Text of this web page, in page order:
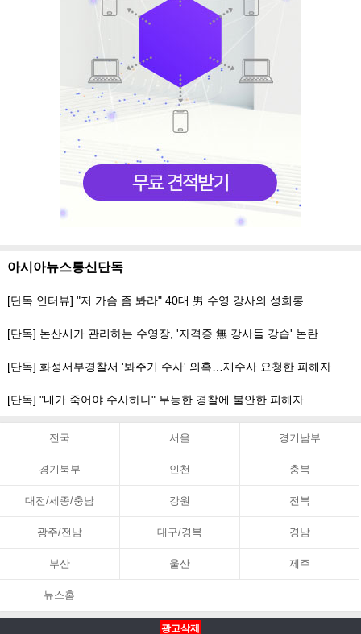
아시아뉴스통신단독
[단독 인터뷰] "저 가슴 좀 봐라" 40대 男 수영 강사의 성희롱
[단독] 논산시가 관리하는 수영장, '자격증 無 강사들 강습' 논란
[단독] 화성서부경찰서 '봐주기 수사' 의혹…재수사 요청한 피해자
[단독] "내가 죽어야 수사하나" 무능한 경찰에 불안한 피해자
전국 서울 경기남부
경기북부 인천 충북
대전/세종/충남 강원 전북
광주/전남 대구/경북 경남
부산 울산 제주
뉴스홈
광고삭제